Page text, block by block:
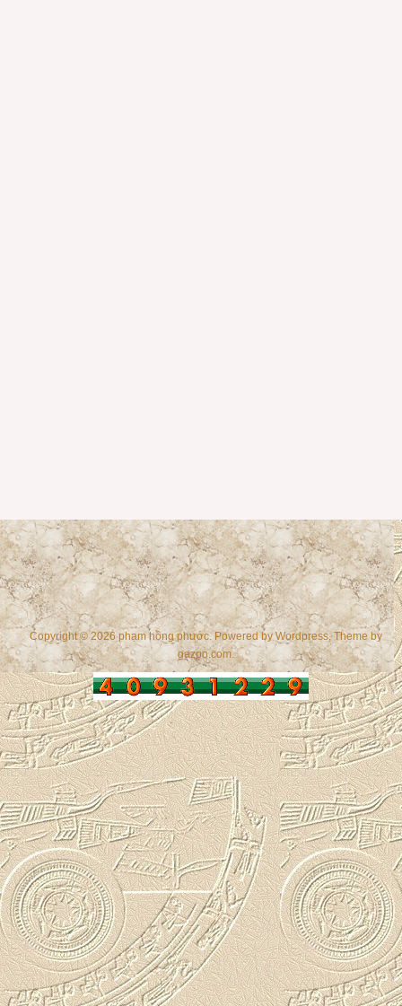
Copyright © 2026 phạm hồng phước. Powered byWordpress , Theme by
gazpo.com.